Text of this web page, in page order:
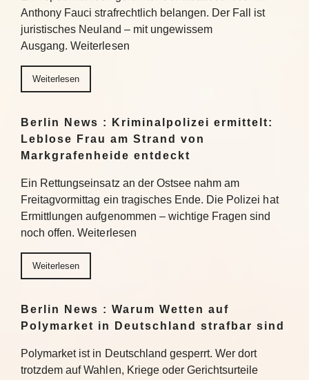
Anthony Fauci strafrechtlich belangen. Der Fall ist
juristisches Neuland – mit ungewissem
Ausgang. Weiterlesen
Weiterlesen
Berlin News : Kriminalpolizei ermittelt:
Leblose Frau am Strand von
Markgrafenheide entdeckt
Ein Rettungseinsatz an der Ostsee nahm am
Freitagvormittag ein tragisches Ende. Die Polizei hat
Ermittlungen aufgenommen – wichtige Fragen sind
noch offen. Weiterlesen
Weiterlesen
Berlin News : Warum Wetten auf
Polymarket in Deutschland strafbar sind
Polymarket ist in Deutschland gesperrt. Wer dort
trotzdem auf Wahlen, Kriege oder Gerichtsurteile